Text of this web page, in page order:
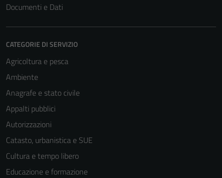
Documenti e Dati
CATEGORIE DI SERVIZIO
Agricoltura e pesca
Ambiente
Anagrafe e stato civile
Appalti pubblici
Autorizzazioni
Catasto, urbanistica e SUE
Cultura e tempo libero
Educazione e formazione